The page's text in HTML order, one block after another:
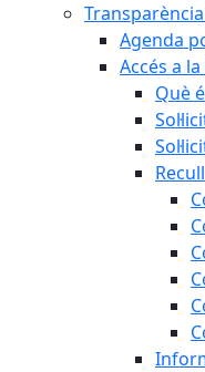
Agenda
Accés a
Què